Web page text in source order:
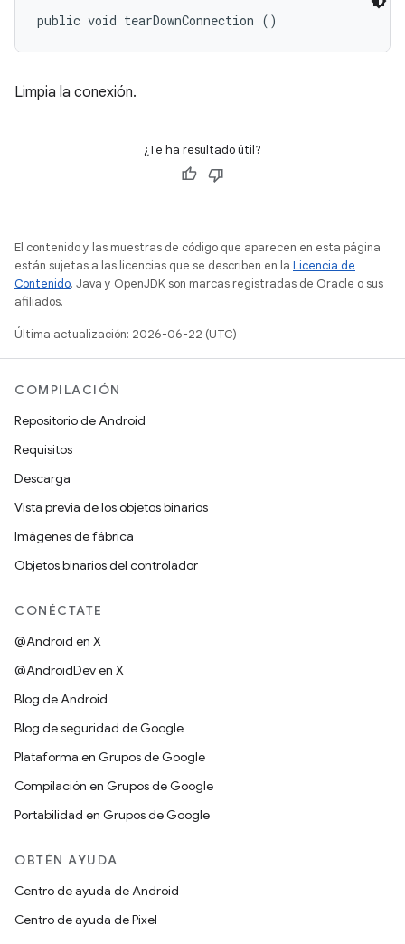
public void tearDownConnection ()
Limpia la conexión.
¿Te ha resultado útil?
El contenido y las muestras de código que aparecen en esta página
están sujetas a las licencias que se describen en la Licencia de
Contenido. Java y OpenJDK son marcas registradas de Oracle o sus
afiliados.
Última actualización: 2026-06-22 (UTC)
COMPILACIÓN
Repositorio de Android
Requisitos
Descarga
Vista previa de los objetos binarios
Imágenes de fábrica
Objetos binarios del controlador
CONÉCTATE
@Android en X
@AndroidDev en X
Blog de Android
Blog de seguridad de Google
Plataforma en Grupos de Google
Compilación en Grupos de Google
Portabilidad en Grupos de Google
OBTÉN AYUDA
Centro de ayuda de Android
Centro de ayuda de Pixel